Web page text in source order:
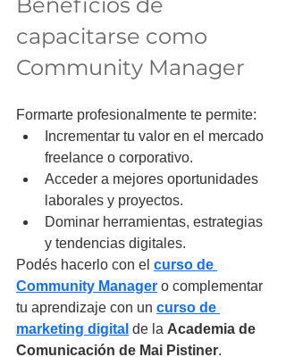
capacitarse como
Community Manager
Formarte profesionalmente te permite:
Incrementar tu valor en el mercado
freelance o corporativo.
Acceder a mejores oportunidades
laborales y proyectos.
Dominar herramientas, estrategias
y tendencias digitales.
Podés hacerlo con el curso de
Community Manager o complementar
tu aprendizaje con un curso de
marketing digital de la Academia de
Comunicación de Mai Pistiner.